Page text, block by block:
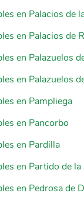
en Palacios de
en Palacios de
en Palazuelos
en Palazuelos
en Pampliega
en Pancorbo
en Pardilla
en Partido de
en Pedrosa de